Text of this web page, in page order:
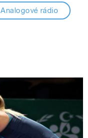
Analogové rádio